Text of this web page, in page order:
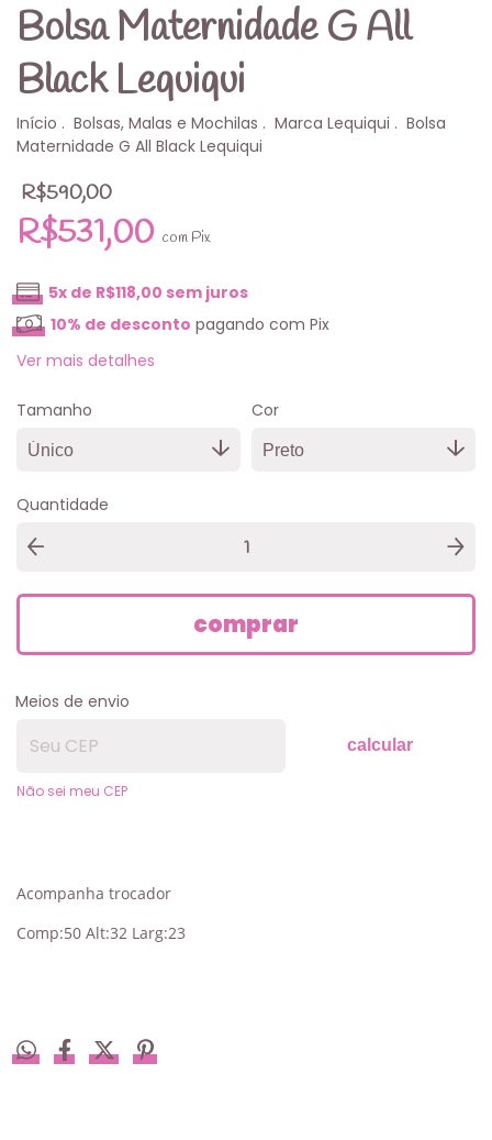
Bolsa Maternidade G All
Black Lequiqui
Início . Bolsas, Malas e Mochilas . Marca Lequiqui . Bolsa
Maternidade G All Black Lequiqui
R$590,00
R$531,00 com Pix
5x de R$118,00 sem juros
10% de desconto pagando com Pix
Ver mais detalhes
Tamanho Cor
Quantidade
Meios de envio
calcular
Não sei meu CEP
Acompanha trocador
Comp:50 Alt:32 Larg:23